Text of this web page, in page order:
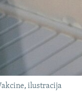
ilustracija